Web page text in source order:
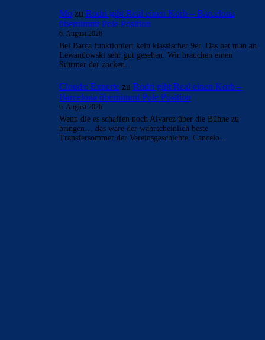
Mo zu Rodri gibt Real einen Korb – Barcelona
übernimmt Pole Position
6. August 2026
Bei Barca funktioniert kein klassischer 9er. Das hat man an
Lewandowski sehr gut gesehen. Wir brauchen einen
Stürmer der zocken…
Clouds: Experte zu Rodri gibt Real einen Korb –
Barcelona übernimmt Pole Position
6. August 2026
Wenn die es schaffen noch Alvarez über die Bühne zu
bringen… das wäre der wahrscheinlich beste
Transfersommer der Vereinsgeschichte. Cancelo…